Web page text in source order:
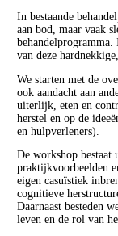
In bestaande
aan bod, maar vaak
van deze
We starten met de
ook aandacht aan
uiterlijk, eten en
herstel en op de
en hulpverleners).
De workshop bestaat
praktijkvoorbeelden
eigen casuïstiek
cognitieve
Daarnaast besteden
leven en de rol van